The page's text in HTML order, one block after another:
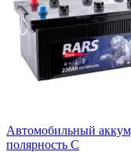
Автомобильный
полярность C